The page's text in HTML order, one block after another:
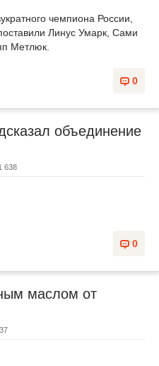
чемпиона России,
Линус Умарк, Сами
Метлюк.
0
объединение
638
0
маслом от